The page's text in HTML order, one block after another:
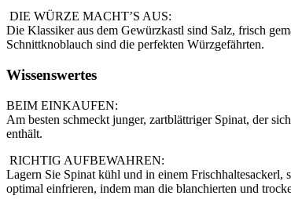
DIE WÜRZE MACHT’S AUS:
Die Klassiker aus dem Gewürzkastl sind Salz, frisch
Schnittknoblauch sind die perfekten Würzgefährten.
Wissenswertes
BEIM EINKAUFEN:
Am besten schmeckt junger, zartblättriger Spinat, der
enthält.
RICHTIG AUFBEWAHREN:
Lagern Sie Spinat kühl und in einem Frischhaltesackerl,
optimal einfrieren, indem man die blanchierten und